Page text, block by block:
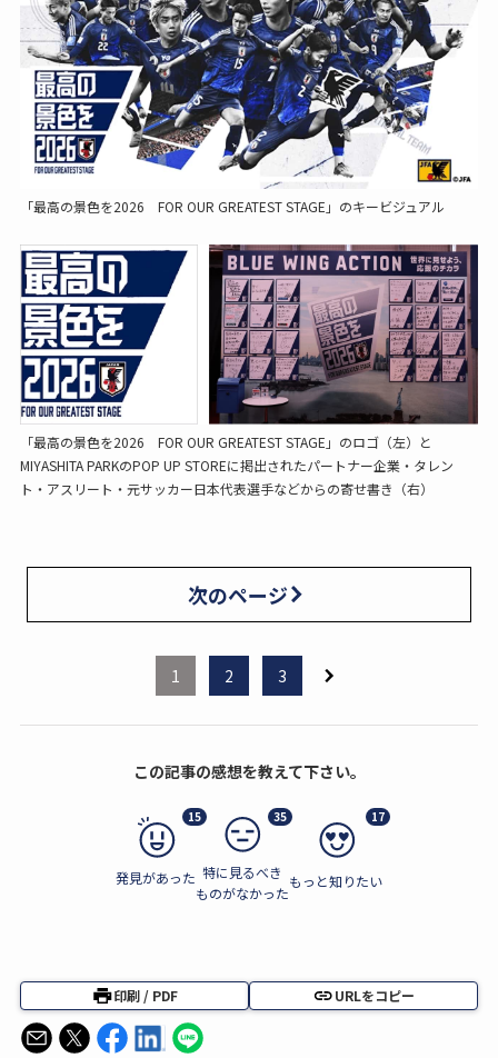
「最高の景色を2026 FOR OUR GREATEST STAGE」のキービジュアル
「最高の景色を2026 FOR OUR GREATEST STAGE」のロゴ（左）と
MIYASHITA PARKのPOP UP STOREに掲出されたパートナー企業・タレン
ト・アスリート・元サッカー日本代表選手などからの寄せ書き（右）
次のページ
1 2 3
この記事の感想を教えて下さい。
15
発見があった
35
特に見るべき
ものがなかった
17
もっと知りたい
印刷 / PDF URLをコピー